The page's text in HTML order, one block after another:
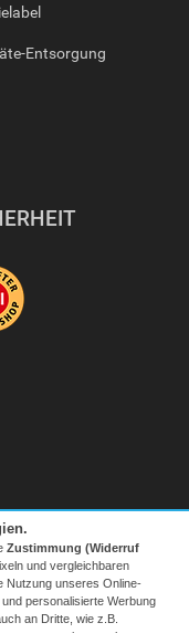
Entsorgung
Zustimmung (Widerruf
und vergleichbaren
Nutzung unseres Online-
personalisierte Werbung
an Dritte, wie z.B.